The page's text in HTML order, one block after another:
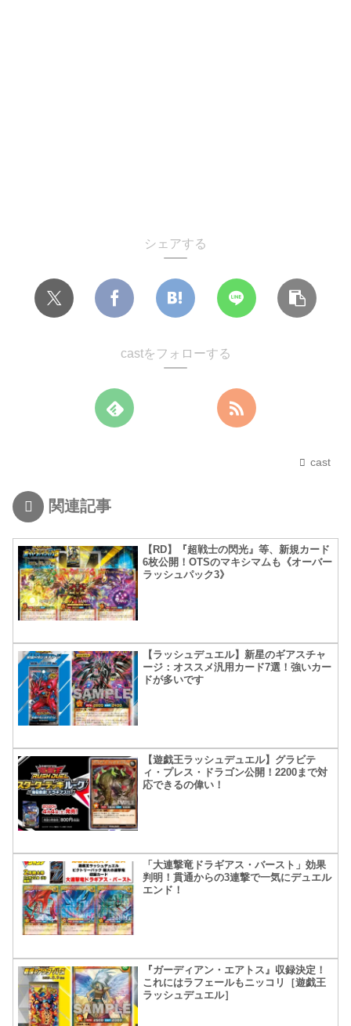
シェアする
castをフォローする
cast
関連記事
【RD】『超戦士の閃光』等、新規カード
6枚公開！OTSのマキシマムも《オーバー
ラッシュパック3》
【ラッシュデュエル】新星のギアスチャ
ージ：オススメ汎用カード7選！強いカー
ドが多いです
【遊戯王ラッシュデュエル】グラビテ
ィ・プレス・ドラゴン公開！2200まで対
応できるの偉い！
「大連撃竜ドラギアス・バースト」効果
判明！貫通からの3連撃で一気にデュエル
エンド！
『ガーディアン・エアトス』収録決定！
これにはラフェールもニッコリ［遊戯王
ラッシュデュエル］